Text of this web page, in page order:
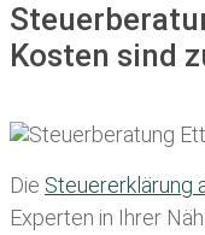
Kosten sind
Die Steuererklärung
Experten in Ihrer